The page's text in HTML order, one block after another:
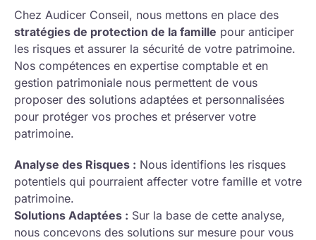
Chez Audicer Conseil, nous mettons en place des
stratégies de protection de la famille pour anticiper
les risques et assurer la sécurité de votre patrimoine.
Nos compétences en expertise comptable et en
gestion patrimoniale nous permettent de vous
proposer des solutions adaptées et personnalisées
pour protéger vos proches et préserver votre
patrimoine.
Analyse des Risques : Nous identifions les risques
potentiels qui pourraient affecter votre famille et votre
patrimoine.
Solutions Adaptées : Sur la base de cette analyse,
nous concevons des solutions sur mesure pour vous